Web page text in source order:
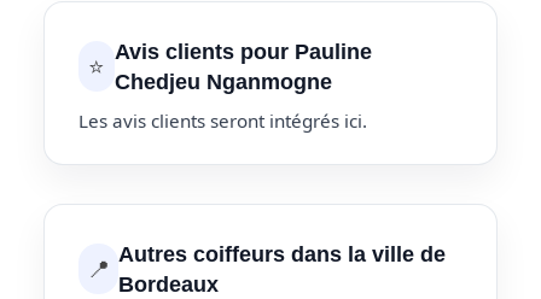
⭐ Avis clients pour Pauline
Chedjeu Nganmogne
Les avis clients seront intégrés ici.
📍 Autres coiffeurs dans la ville de
Bordeaux